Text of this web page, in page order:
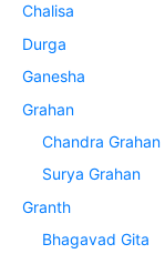
Chalisa
Durga
Ganesha
Grahan
Chandra Grahan
Surya Grahan
Granth
Bhagavad Gita